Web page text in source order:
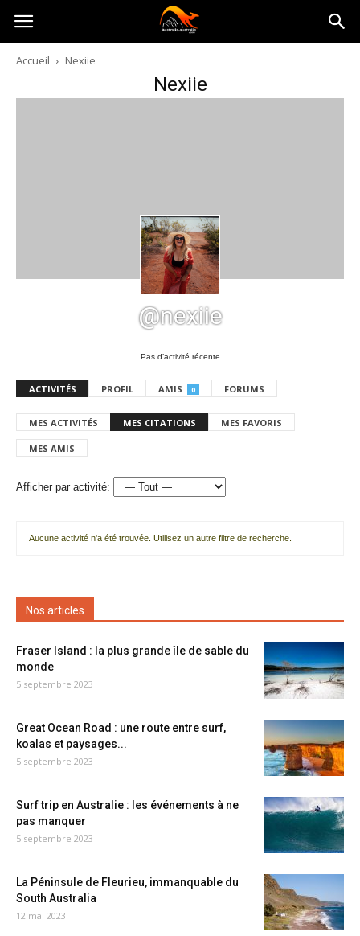
Australia-
australie.com
Accueil Nexiie
Nexiie
@nexiie
Pas d’activité récente
ACTIVITÉS PROFIL AMIS 0 FORUMS
MES ACTIVITÉS MES CITATIONS MES FAVORIS
MES AMIS
Afficher par activité:
Aucune activité n'a été trouvée. Utilisez un autre filtre de recherche.
Nos articles
Fraser Island : la plus grande île de sable du
monde
5 septembre 2023
Great Ocean Road : une route entre surf,
koalas et paysages...
5 septembre 2023
Surf trip en Australie : les événements à ne
pas manquer
5 septembre 2023
La Péninsule de Fleurieu, immanquable du
South Australia
12 mai 2023